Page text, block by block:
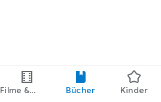
Filme &
Bücher Kinder